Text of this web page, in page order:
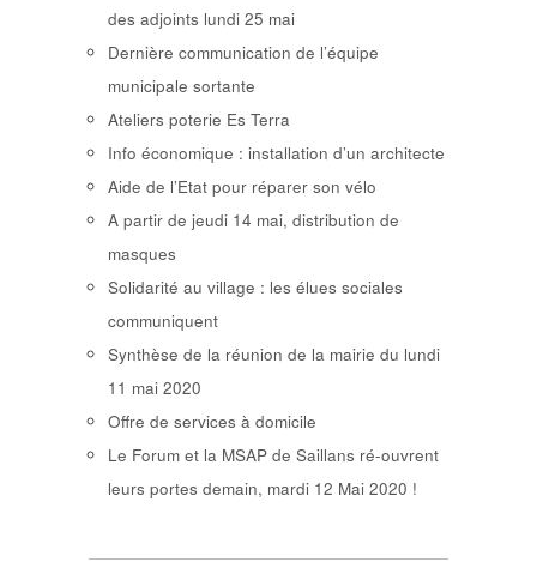
des adjoints lundi 25 mai
Dernière communication de l’équipe
municipale sortante
Ateliers poterie Es Terra
Info économique : installation d’un architecte
Aide de l’Etat pour réparer son vélo
A partir de jeudi 14 mai, distribution de
masques
Solidarité au village : les élues sociales
communiquent
Synthèse de la réunion de la mairie du lundi
11 mai 2020
Offre de services à domicile
Le Forum et la MSAP de Saillans ré-ouvrent
leurs portes demain, mardi 12 Mai 2020 !